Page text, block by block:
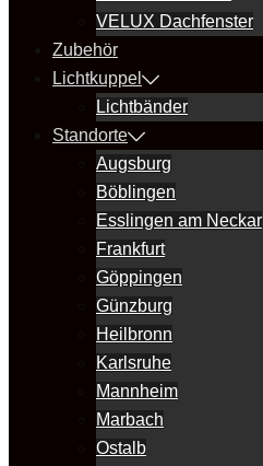
VELUX Dachfenster
Zubehör
Lichtkuppel
Lichtbänder
Standorte
Augsburg
Böblingen
Esslingen am Neckar
Frankfurt
Göppingen
Günzburg
Heilbronn
Karlsruhe
Mannheim
Marbach
Ostalb